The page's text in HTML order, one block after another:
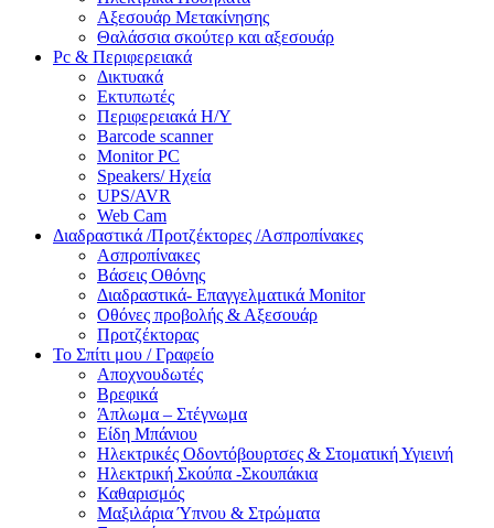
Αξεσουάρ Μετακίνησης
Θαλάσσια σκούτερ και αξεσουάρ
Pc & Περιφερειακά
Δικτυακά
Εκτυπωτές
Περιφερειακά Η/Υ
Barcode scanner
Monitor PC
Speakers/ Ηχεία
UPS/AVR
Web Cam
Διαδραστικά /Προτζέκτορες /Ασπροπίνακες
Ασπροπίνακες
Βάσεις Οθόνης
Διαδραστικά- Επαγγελματικά Monitor
Οθόνες προβολής & Αξεσουάρ
Προτζέκτορας
Το Σπίτι μου / Γραφείο
Αποχνουδωτές
Βρεφικά
Άπλωμα – Στέγνωμα
Είδη Μπάνιου
Ηλεκτρικές Οδοντόβουρτσες & Στοματική Υγιεινή
Ηλεκτρική Σκούπα -Σκουπάκια
Καθαρισμός
Μαξιλάρια Ύπνου & Στρώματα